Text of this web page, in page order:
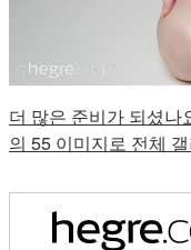
더 많은 준비가 되셨
의 55 이미지로 전체